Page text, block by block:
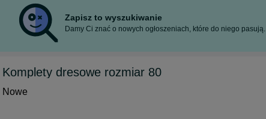
Zapisz to wyszukiwanie
Damy Ci znać o nowych ogłoszeniach, które do niego pasują.
Komplety dresowe rozmiar 80
Nowe